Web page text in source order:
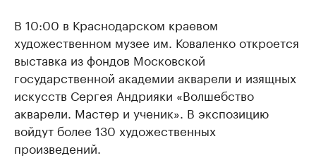
В 10:00 в Краснодарском краевом
художественном музее им. Коваленко откроется
выставка из фондов Московской
государственной академии акварели и изящных
искусств Сергея Андрияки «Волшебство
акварели. Мастер и ученик». В экспозицию
войдут более 130 художественных
произведений.